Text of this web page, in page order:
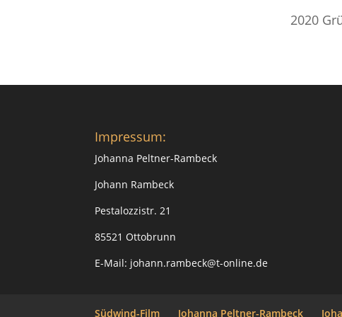
2020
Impressum:
Johanna Peltner-Rambeck
Johann Rambeck
Pestalozzistr. 21
85521 Ottobrunn
E-Mail: johann.rambeck@t-online.de
Südwind-Film Johanna Peltner-Rambeck